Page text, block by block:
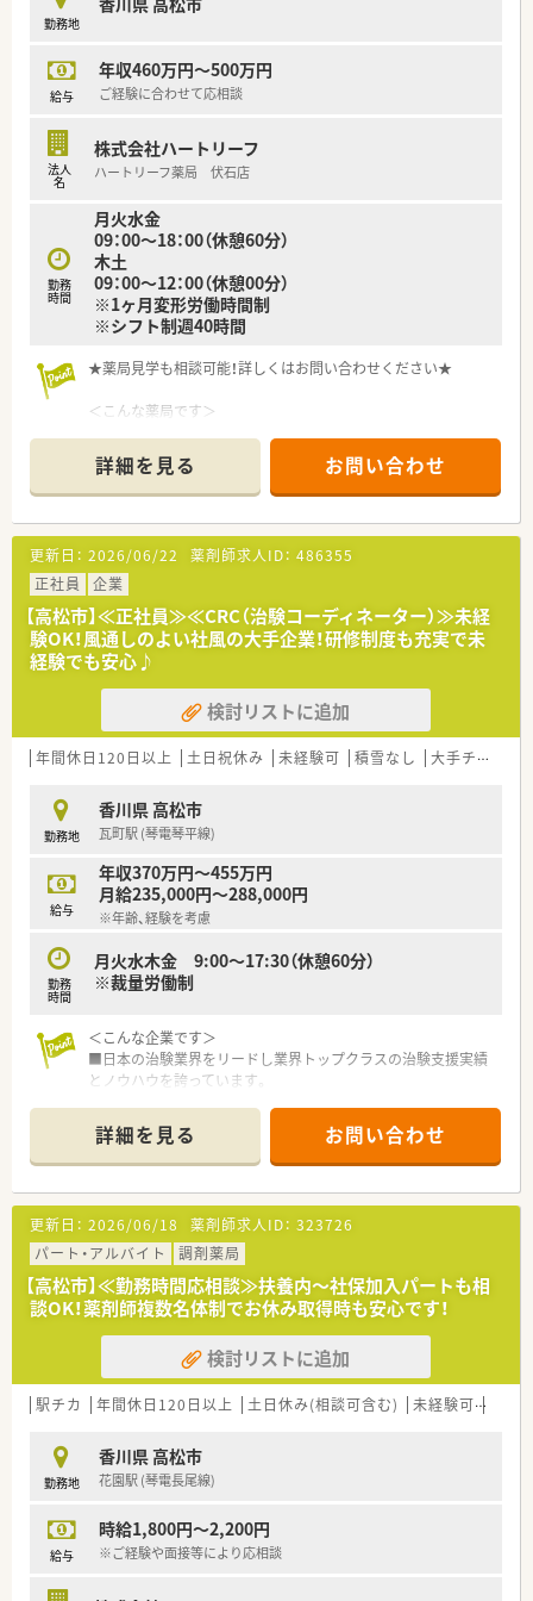
■地域に長く貢献している薬局のため、多くの患者様から厚い信
【想定されるモデル年収】
■6年以上の調剤経験と在宅業務の経験をお持ちの場合、年収
評価し給与へ反映します。
■年1回の昇給制度が着実に適用されるため、安定した収入の増
勤務地
給与
年収460万円～500万円
ご経験に合わせて応相談
法人
名
株式会社ハートリーフ
ハートリーフ薬局 伏石店
勤務
時間
月火水金
09：00～18：00（休憩60分）
木土
09：00～12：00（休憩00分）
※1ヶ月変形労働時間制
※シフト制週40時間
★薬局見学も相談可能！詳しくはお問い合わせください★
＜こんな薬局です＞
フ皆さんで助け合いながらご勤務されています。子育て中の方
も活躍中！
■最寄り駅徒歩圏内。公共交通機関での通勤も便利です。周囲は
住宅が多く、穏やかな雰囲気のエリアとなっています。
<業務内容>
■処方箋による調剤業務、服薬指導、薬剤情報の提供など
■眼科メイン応需。薬剤師2名在籍しています。
<こんな方にもオススメ>
■調剤未経験の方
これまで一度も調剤薬局で働いたことのない方もご活躍されて
いるので、病院などでしか経験の無い方やブランク期間があり不
安な方も安心して働ける職場です。
■県外異動がなく地域に根差して働きたい方
少しでも気になった方はまずお問い合わせください。
詳細を見る お問い合わせ
更新日： 2026/06/22 薬剤師求人ID： 486355
正社員
企業
【高松市】≪正社員≫≪CRC（治験コーディネーター）≫未経
験OK！風通しのよい社風の大手企業！研修制度も充実で未
経験でも安心♪
検討リストに追加
年間休日120日以上 土日祝休み 未経験可 積雪なし 大手チェーン以外
勤務地
香川県 高松市
瓦町駅 (琴電琴平線)
給与
年収370万円～455万円
月給235,000円～288,000円
※年齢、経験を考慮
勤務
時間
月火水木金 9:00～17:30（休憩60分）
※裁量労働制
＜こんな企業です＞
■日本の治験業界をリードし業界トップクラスの治験支援実績
とノウハウを誇っています。
製造・販売まで一気通貫の事業展開をしている企業です。
■人材育成にも力を入れており、様々な研修制度を整えており業
界内でも随一です。
＜業務内容＞
■治験コーディネーター業務
・被験者である患者さんへの治験内容説明補助
・患者さんのケア・相談対応
・治験担当医師の補助
・院内スタッフとの調整
・検査・投薬スケジュールの調整
・治験で得られるデータ管理 など
＜研修制度＞
行います。会社のことや業務を遂行する上で必要な法令から実
務まで座学中心でロープレを交えながら学んでいきます。
■各拠点に配属され先輩社員から業務を引継ぎながらOJT担当
とが出来ます。
■確認テストやチェックシートを用いながら習熟度を測り、入社
詳細を見る お問い合わせ
更新日： 2026/06/18 薬剤師求人ID： 323726
パート・アルバイト
調剤薬局
【高松市】≪勤務時間応相談≫扶養内～社保加入パートも相
談OK！薬剤師複数名体制でお休み取得時も安心です！
検討リストに追加
駅チカ 年間休日120日以上 土日休み(相談可含む) 未経験可
勤務地
香川県 高松市
花園駅 (琴電長尾線)
給与
時給1,800円～2,200円
※ご経験や面接等により応相談